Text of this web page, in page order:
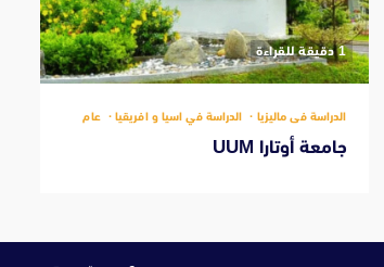
‫1 دقيقة للقراءة
الدراسة فى ماليزيا الدراسة في اسيا و افريقيا عام
جامعة أوتارا UUM